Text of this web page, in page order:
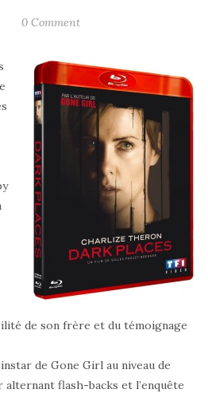
0 Comment
de son frère et du témoignage
de Gone Girl au niveau de
flash-backs et l’enquête